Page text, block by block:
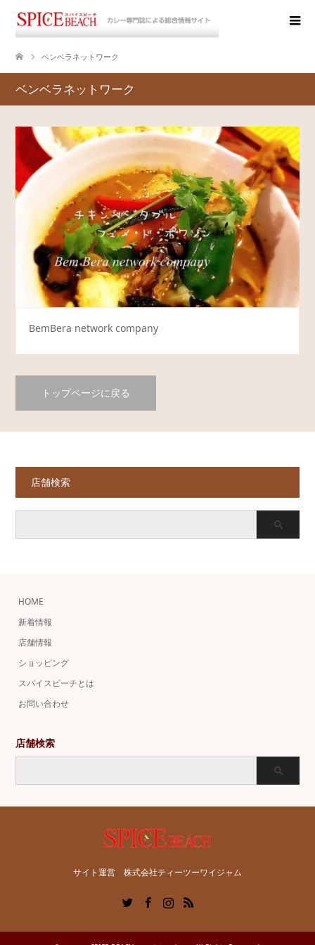
ベンベラネットワーク
ベンベラネットワーク
BemBera network company
トップページに戻る
店舗検索
HOME
新着情報
店舗情報
ショッピング
スパイスビーチとは
お問い合わせ
店舗検索
サイト運営 株式会社ティーツーワイジャム
RSS